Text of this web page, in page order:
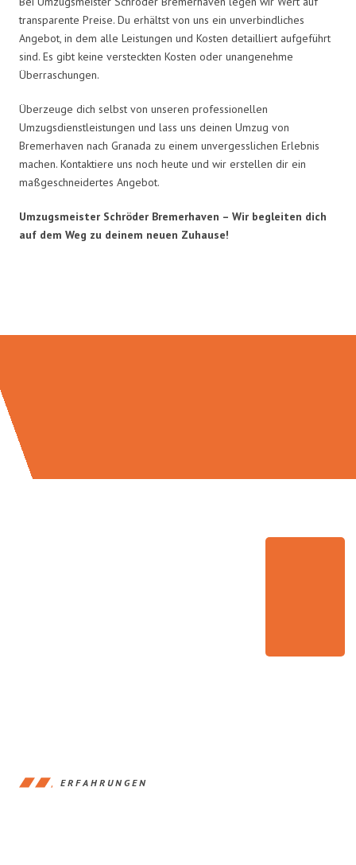
transparente Preise. Du erhältst von uns ein unverbindliches
Angebot, in dem alle Leistungen und Kosten detailliert aufgeführt
sind. Es gibt keine versteckten Kosten oder unangenehme
Überraschungen.
Überzeuge dich selbst von unseren professionellen
Umzugsdienstleistungen und lass uns deinen Umzug von
Bremerhaven nach Granada zu einem unvergesslichen Erlebnis
machen. Kontaktiere uns noch heute und wir erstellen dir ein
maßgeschneidertes Angebot.
Umzugsmeister Schröder Bremerhaven – Wir begleiten dich
auf dem Weg zu deinem neuen Zuhause!
ERFAHRUNGEN